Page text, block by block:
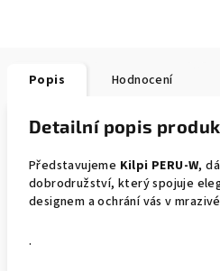
Popis Hodnocení
Detailní popis
Představujeme Kilpi PERU-W,
dobrodružství, který spojuje
designem a ochrání vás v
.